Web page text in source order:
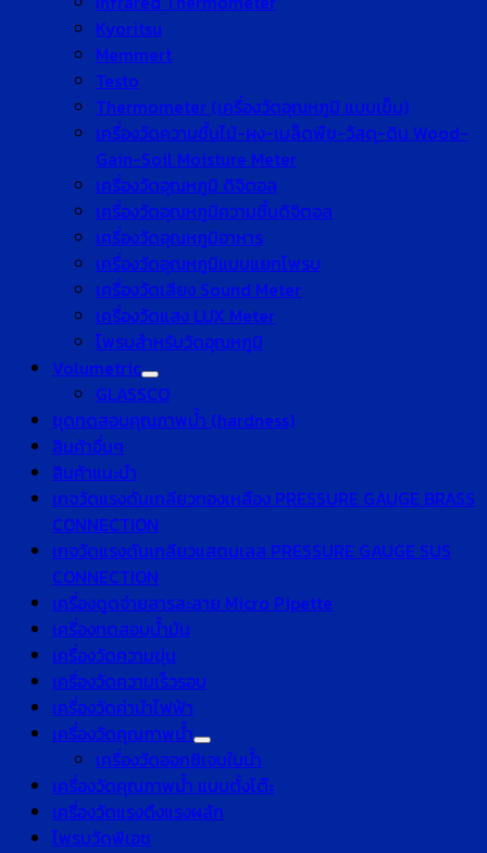
Kyoritsu
Memmert
Testo
Thermometer (เครื่องวัดอุณหภูมิ แบบเข็ม)
เครื่องวัดความชื้นไม้-ผง-เมล็ดพืช-วัสดุ-ดิน Wood-
Gain-Soil Moisture Meter
เครื่องวัดอุณหภูมิ ดิจิตอล
เครื่องวัดอุณหภูมิความชื้นดิจิตอล
เครื่องวัดอุณหภูมิอาหาร
เครื่องวัดอุณหภูมิแบบแยกโพรบ
เครื่องวัดเสียง Sound Meter
เครื่องวัดแสง LUX Meter
โพรบสำหรับวัดอุณหภูมิ
Volumetric
GLASSCO
ชุดทดสอบคุณภาพน้ำ (hardness)
สินค้าอื่นๆ
สินค้าแนะนำ
เกจวัดแรงดันเกลียวทองเหลือง PRESSURE GAUGE BRASS
CONNECTION
เกจวัดแรงดันเกลียวแสตนเลส PRESSURE GAUGE SUS
CONNECTION
เครื่องดูดจ่ายสารละลาย Micro Pipette
เครื่องทดสอบน้ำมัน
เครื่องวัดความขุ่น
เครื่องวัดความเร็วรอบ
เครื่องวัดค่านำไฟฟ้า
เครื่องวัดคุณภาพน้ำ
เครื่องวัดออกซิเจนในน้ำ
เครื่องวัดคุณภาพน้ำ แบบตั้งโต๊ะ
เครื่องวัดแรงดึงแรงผลัก
โพรบวัดพีเอช